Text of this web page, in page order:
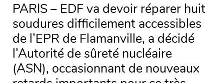
PARIS – EDF va devoir réparer huit
soudures difficilement accessibles
de l’EPR de Flamanville, a décidé
l’Autorité de sûreté nucléaire
(ASN), occasionnant de nouveaux